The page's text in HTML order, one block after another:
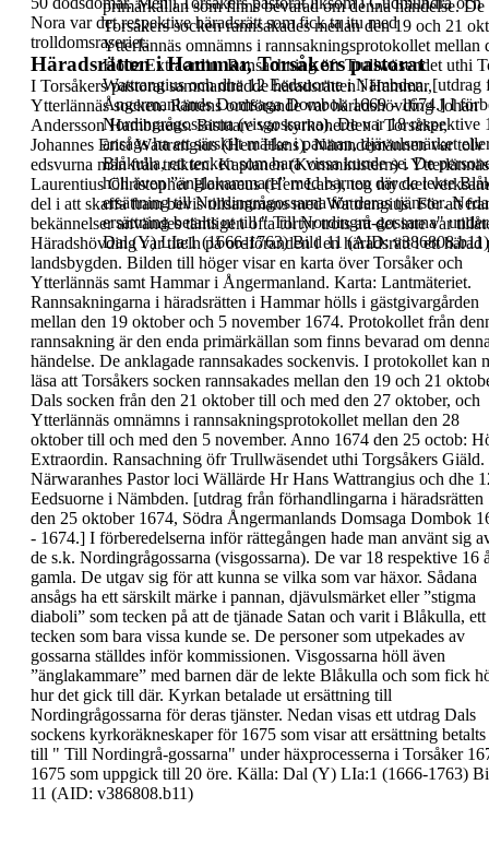
primärkällan som finns bevarad om denna händelse. De
Torsåkerssocken rannsakades mellan den 19 och 21
Ytterlännäs omnämns i rannsakningsprotokollet mellan
Höltz Extraordin. Ransachning öfr Trullwäsendet uthi
Wattrangius och dhe 12 Eedsuorne i Nämbden. [utdrag
Ångermanlands Domsaga Dombok 1669 - 1674.] I
Nordingrågossarna(visgossarna). De var 18 respektive
ansågs ha ett särskilt märke i pannan,djävulsmärket
Blåkulla, ett tecken som bara vissa kunde se. De
höll även ”änglakammare” med barnen där de lekte
ersättning till Nordingrågossarna för deras tjänster.
ersättning betalts ut till "Till Nordingrå-gossarna"
Dal (Y) LIa:1 (1666-1763) Bild 11 (AID: v386808.b11)
Nora var detrespektive häradsrätt som fick ta itu med
trolldomsraseriet.
Häradsrätten i Hammar, Torsåkers pastorat
I Torsåkers pastorat sammanträdde häradsrätten iHammar,
Ytterlännäs socken. Rättens ordförandevarhäradshövding Johan
Andersson Hambraeus.Bisittare var kyrkoherden i Torsåker,
Johannes EriciWattrangius (Herr Hans). Nämndemännen var tolv
edsvurna män från trakten.Kaplanen (Komministern) i Ytterlännäs
LaurentiusChristopher Hornaeus (Herr Lars), tog mycket
del i att skaffa fram bevis tillsammans medWattrangius. För att
bekännelser användestämligen ofta tortyr trots att det inte var
Häradshövdingvar titeln på ordföranden i enhäradsrätt i etthärad
landsbygden. Bilden till högervisar en karta överTorsåker och
Ytterlännäs samt Hammar i Ångermanland. Karta: Lantmäteriet.
Rannsakningarna i häradsrätten i Hammar hölls i gästgivargården
mellan den 19 oktober och 5 november 1674. Protokollet från
rannsakning är den enda primärkällan som finns bevarad om
händelse. De anklagade rannsakades sockenvis. I protokollet kan
läsa att Torsåkers socken rannsakades mellan den 19 och 21
Dals socken från den 21 oktober till och med den 27 oktober, och
Ytterlännäs omnämns i rannsakningsprotokollet mellan den 28
oktober till och med den 5 november. Anno 1674 den 25 octob:
Extraordin. Ransachning öfr Trullwäsendet uthi Torgsåkers Giäld.
Närwaranhes Pastor loci Wällärde Hr Hans Wattrangius och dhe
Eedsuorne i Nämbden. [utdrag från förhandlingarna i häradsrätten
den 25 oktober 1674, Södra Ångermanlands Domsaga Dombok
- 1674.] I förberedelserna inför rättegången hade man använt sig
de s.k. Nordingrågossarna (visgossarna). De var 18 respektive 16
gamla. De utgav sig för att kunna se vilka som var häxor. Sådana
ansågs ha ett särskilt märke i pannan, djävulsmärket eller ”stigma
diaboli” som tecken på att de tjänade Satan och varit i Blåkulla, ett
tecken som bara vissa kunde se. De personer som utpekades av
gossarna ställdes inför kommissionen. Visgossarna höll även
”änglakammare” med barnen där de lekte Blåkulla och som fick
hur det gick till där. Kyrkan betalade ut ersättning till
Nordingrågossarna för deras tjänster. Nedan visas ett utdrag Dals
sockens kyrkoräkneskaper för 1675 som visar att ersättning
till " Till Nordingrå-gossarna" underhäxprocesserna i Torsåker
1675 som uppgick till 20 öre. Källa: Dal (Y) LIa:1 (1666-1763)
11 (AID: v386808.b11)